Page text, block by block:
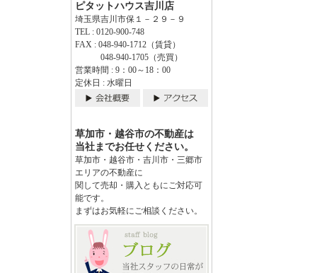
ピタットハウス吉川店
埼玉県吉川市保１－２９－９
TEL : 0120-900-748
FAX : 048-940-1712（賃貸）
048-940-1705（売買）
営業時間 : 9：00～18：00
定休日 : 水曜日
草加市・越谷市の不動産は
当社までお任せください。
草加市・越谷市・吉川市・三郷市
エリアの不動産に
関して売却・購入ともにご対応可
能です。
まずはお気軽にご相談ください。